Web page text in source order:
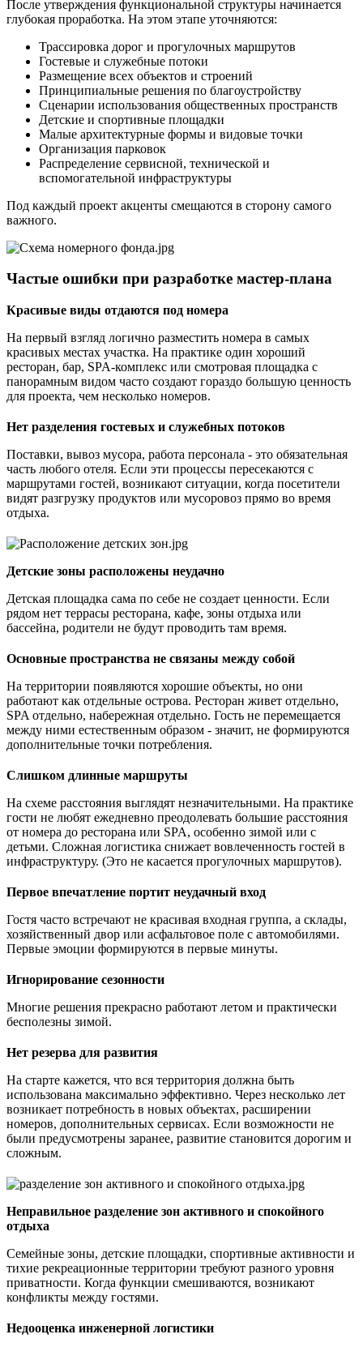
После утверждения функциональной структуры начинается
глубокая проработка. На этом этапе уточняются:
Трассировка дорог и прогулочных маршрутов
Гостевые и служебные потоки
Размещение всех объектов и строений
Принципиальные решения по благоустройству
Сценарии использования общественных пространств
Детские и спортивные площадки
Малые архитектурные формы и видовые точки
Организация парковок
Распределение сервисной, технической и
вспомогательной инфраструктуры
Под каждый проект акценты смещаются в сторону самого
важного.
Частые ошибки при разработке мастер-плана
Красивые виды отдаются под номера
На первый взгляд логично разместить номера в самых
красивых местах участка. На практике один хороший
ресторан, бар, SPA-комплекс или смотровая площадка с
панорамным видом часто создают гораздо большую ценность
для проекта, чем несколько номеров.
Нет разделения гостевых и служебных потоков
Поставки, вывоз мусора, работа персонала - это обязательная
часть любого отеля. Если эти процессы пересекаются с
маршрутами гостей, возникают ситуации, когда посетители
видят разгрузку продуктов или мусоровоз прямо во время
отдыха.
Детские зоны расположены неудачно
Детская площадка сама по себе не создает ценности. Если
рядом нет террасы ресторана, кафе, зоны отдыха или
бассейна, родители не будут проводить там время.
Основные пространства не связаны между собой
На территории появляются хорошие объекты, но они
работают как отдельные острова. Ресторан живет отдельно,
SPA отдельно, набережная отдельно. Гость не перемещается
между ними естественным образом - значит, не формируются
дополнительные точки потребления.
Слишком длинные маршруты
На схеме расстояния выглядят незначительными. На практике
гости не любят ежедневно преодолевать большие расстояния
от номера до ресторана или SPA, особенно зимой или с
детьми. Сложная логистика снижает вовлеченность гостей в
инфраструктуру. (Это не касается прогулочных маршрутов).
Первое впечатление портит неудачный вход
Гостя часто встречают не красивая входная группа, а склады,
хозяйственный двор или асфальтовое поле с автомобилями.
Первые эмоции формируются в первые минуты.
Игнорирование сезонности
Многие решения прекрасно работают летом и практически
бесполезны зимой.
Нет резерва для развития
На старте кажется, что вся территория должна быть
использована максимально эффективно. Через несколько лет
возникает потребность в новых объектах, расширении
номеров, дополнительных сервисах. Если возможности не
были предусмотрены заранее, развитие становится дорогим и
сложным.
Неправильное разделение зон активного и спокойного
отдыха
Семейные зоны, детские площадки, спортивные активности и
тихие рекреационные территории требуют разного уровня
приватности. Когда функции смешиваются, возникают
конфликты между гостями.
Недооценка инженерной логистики